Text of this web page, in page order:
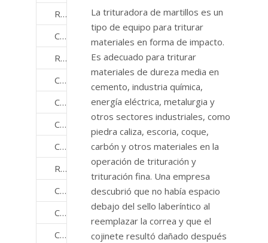
Rodamientos de maquinaria minera
Cojinetes para industrias de motocicletas
Rodamientos para equipos de oficina
Cojinetes para maquinaria de fabricación de papel
Cojinetes para bombas y compresores
Cojinetes de laminación
Cojinetes para equipos de fabricación de semiconductores
Rodamientos de la industria del acero
Cojinetes de rueda de camión
Cojinetes de criba vibratoria
Cojinetes de cubo de rueda
La trituradora de martillos es un
tipo de equipo para triturar
materiales en forma de impacto.
Es adecuado para triturar
materiales de dureza media en
cemento, industria química,
energía eléctrica, metalurgia y
otros sectores industriales, como
piedra caliza, escoria, coque,
carbón y otros materiales en la
operación de trituración y
trituración fina. Una empresa
descubrió que no había espacio
debajo del sello laberíntico al
reemplazar la correa y que el
cojinete resultó dañado después